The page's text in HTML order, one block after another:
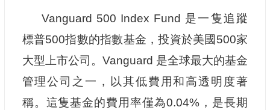
Vanguard 500 Index Fund 是一隻追蹤
標普500指數的指數基金，投資於美國500家
大型上市公司。Vanguard 是全球最大的基金
管理公司之一，以其低費用和高透明度著
稱。這隻基金的費用率僅為0.04%，是長期